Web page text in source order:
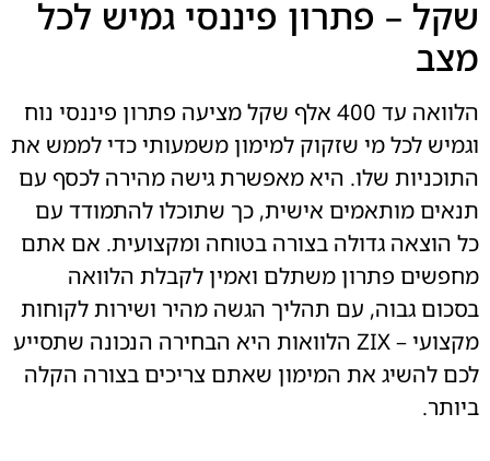
שקל – פתרון פיננסי גמיש לכל
מצב
הלוואה עד 400 אלף שקל מציעה פתרון פיננסי נוח
וגמיש לכל מי שזקוק למימון משמעותי כדי לממש את
התוכניות שלו. היא מאפשרת גישה מהירה לכסף עם
תנאים מותאמים אישית, כך שתוכלו להתמודד עם
כל הוצאה גדולה בצורה בטוחה ומקצועית. אם אתם
מחפשים פתרון משתלם ואמין לקבלת הלוואה
בסכום גבוה, עם תהליך הגשה מהיר ושירות לקוחות
מקצועי – ZIX הלוואות היא הבחירה הנכונה שתסייע
לכם להשיג את המימון שאתם צריכים בצורה הקלה
ביותר.